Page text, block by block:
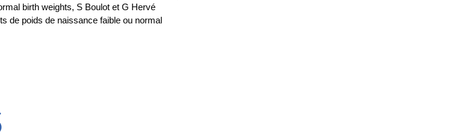
birth weights, S Boulot et G Hervé
de poids de naissance faible ou normal